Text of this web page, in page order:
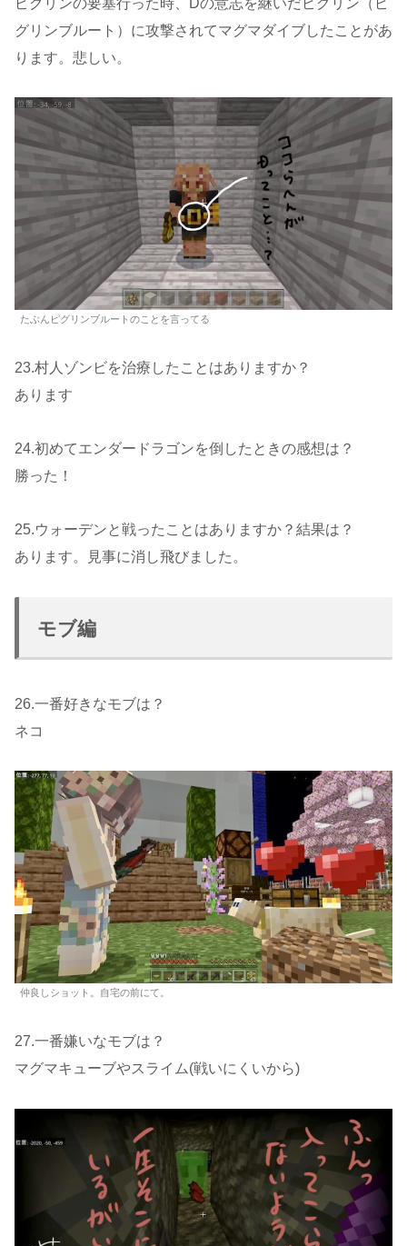
グリンブルート）に攻撃されてマグマダイブしたことがあ
ります。悲しい。
たぶんピグリンブルートのことを言ってる
23.村人ゾンビを治療したことはありますか？
あります
24.初めてエンダードラゴンを倒したときの感想は？
勝った！
25.ウォーデンと戦ったことはありますか？結果は？
あります。見事に消し飛びました。
モブ編
26.一番好きなモブは？
ネコ
仲良しショット。自宅の前にて。
27.一番嫌いなモブは？
マグマキューブやスライム(戦いにくいから)